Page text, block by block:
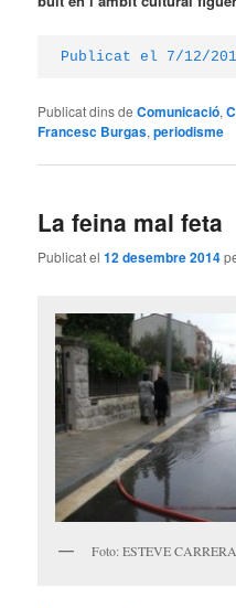
Publicat el 7/12/
Publicat dins de Comunicació,
Francesc Burgas,periodisme
La feina mal feta
Publicat el12 desembre 2014
Foto: ESTEVE CARRERA